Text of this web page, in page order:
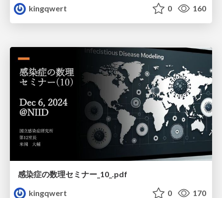
kingqwert
0 160
感染症の数理セミナー_10_.pdf
kingqwert
0 170